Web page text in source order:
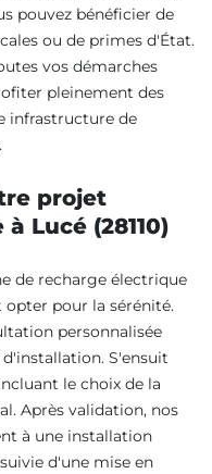
pouvez bénéficier de
ou de primes d'État.
vos démarches
pleinement des
infrastructure de
projet
Lucé (28110)
de recharge électrique
opter pour la sérénité.
personnalisée
S'ensuit
le choix de la
Après validation, nos
à une installation
d'une mise en